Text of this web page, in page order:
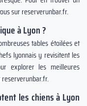
sur reserverunbar.fr.
à Lyon ?
tables étoilées et
lyonnais y revisitent les
explorer les meilleures
les chiens à Lyon